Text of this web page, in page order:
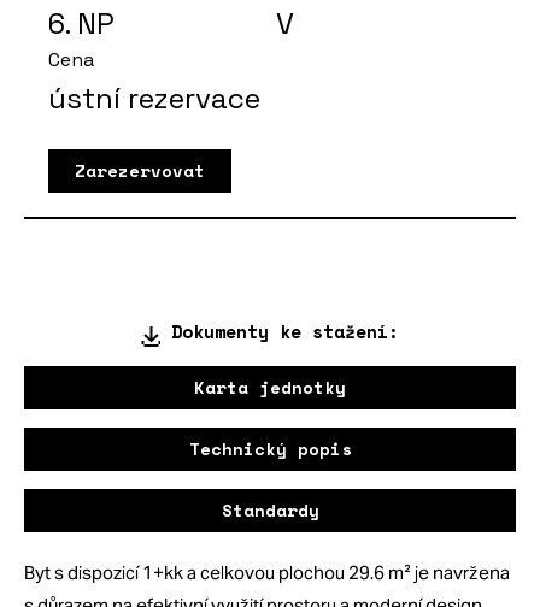
6. NP V
Cena
ústní rezervace
Zarezervovat
Dokumenty ke stažení:
Karta jednotky
Technický popis
Standardy
Byt s dispozicí 1+kk a celkovou plochou 29.6 m² je navržena